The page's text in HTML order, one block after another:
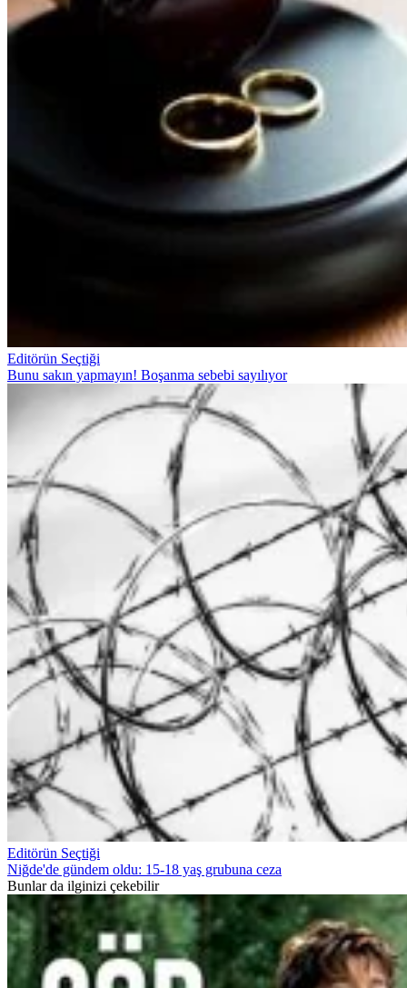
Editörün Seçtiği
Bunu sakın yapmayın! Boşanma sebebi sayılıyor
Editörün Seçtiği
Niğde'de gündem oldu: 15-18 yaş grubuna ceza
Bunlar da ilginizi çekebilir